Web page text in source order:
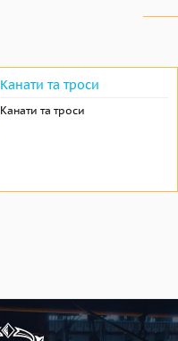
Канати та троси
Канати та троси